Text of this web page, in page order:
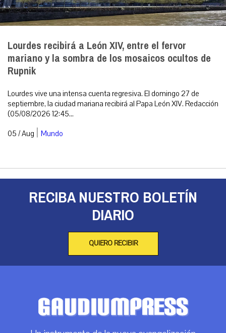
Lourdes recibirá a León XIV, entre el fervor
mariano y la sombra de los mosaicos ocultos de
Rupnik
Lourdes vive una intensa cuenta regresiva. El domingo 27 de
septiembre, la ciudad mariana recibirá al Papa León XIV. Redacción
(05/08/2026 12:45...
05 / Aug | Mundo
RECIBA NUESTRO BOLETÍN
DIARIO
QUIERO RECIBIR